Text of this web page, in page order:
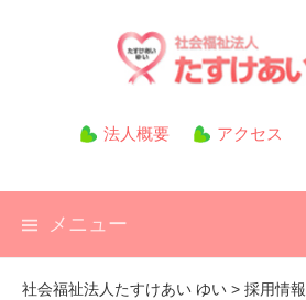
ス
法人概要 アクセス
メニュー
社会福祉法人たすけあい ゆい > 採用情報